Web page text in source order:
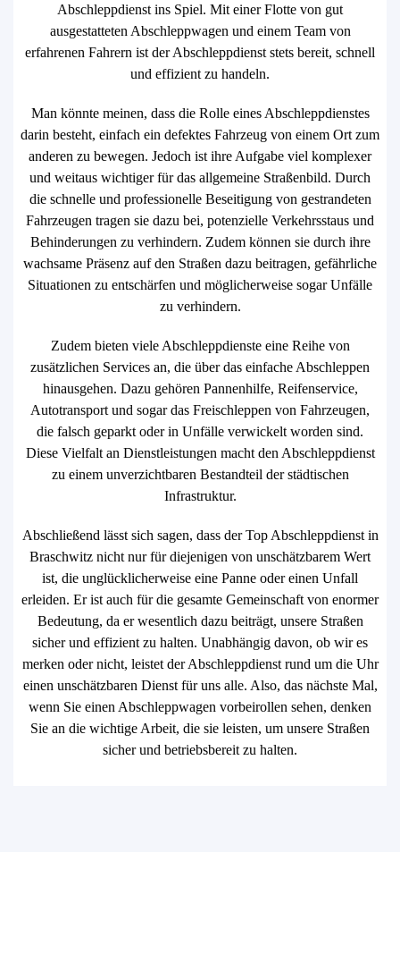
Abschleppdienst ins Spiel. Mit einer Flotte von gut
ausgestatteten Abschleppwagen und einem Team von
erfahrenen Fahrern ist der Abschleppdienst stets bereit, schnell
und effizient zu handeln.
Man könnte meinen, dass die Rolle eines Abschleppdienstes
darin besteht, einfach ein defektes Fahrzeug von einem Ort zum
anderen zu bewegen. Jedoch ist ihre Aufgabe viel komplexer
und weitaus wichtiger für das allgemeine Straßenbild. Durch
die schnelle und professionelle Beseitigung von gestrandeten
Fahrzeugen tragen sie dazu bei, potenzielle Verkehrsstaus und
Behinderungen zu verhindern. Zudem können sie durch ihre
wachsame Präsenz auf den Straßen dazu beitragen, gefährliche
Situationen zu entschärfen und möglicherweise sogar Unfälle
zu verhindern.
Zudem bieten viele Abschleppdienste eine Reihe von
zusätzlichen Services an, die über das einfache Abschleppen
hinausgehen. Dazu gehören Pannenhilfe, Reifenservice,
Autotransport und sogar das Freischleppen von Fahrzeugen,
die falsch geparkt oder in Unfälle verwickelt worden sind.
Diese Vielfalt an Dienstleistungen macht den Abschleppdienst
zu einem unverzichtbaren Bestandteil der städtischen
Infrastruktur.
Abschließend lässt sich sagen, dass der Top Abschleppdienst in
Braschwitz nicht nur für diejenigen von unschätzbarem Wert
ist, die unglücklicherweise eine Panne oder einen Unfall
erleiden. Er ist auch für die gesamte Gemeinschaft von enormer
Bedeutung, da er wesentlich dazu beiträgt, unsere Straßen
sicher und effizient zu halten. Unabhängig davon, ob wir es
merken oder nicht, leistet der Abschleppdienst rund um die Uhr
einen unschätzbaren Dienst für uns alle. Also, das nächste Mal,
wenn Sie einen Abschleppwagen vorbeirollen sehen, denken
Sie an die wichtige Arbeit, die sie leisten, um unsere Straßen
sicher und betriebsbereit zu halten.